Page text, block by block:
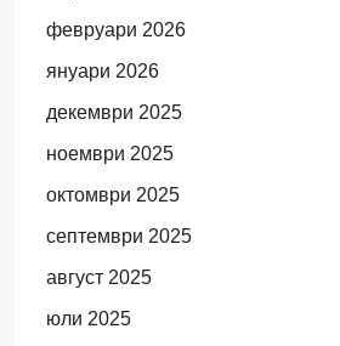
февруари 2026
януари 2026
декември 2025
ноември 2025
октомври 2025
септември 2025
август 2025
юли 2025